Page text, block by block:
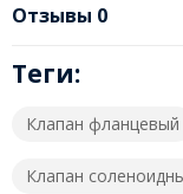
Отзывы 0
Теги:
Клапан фланцевый
Клапан